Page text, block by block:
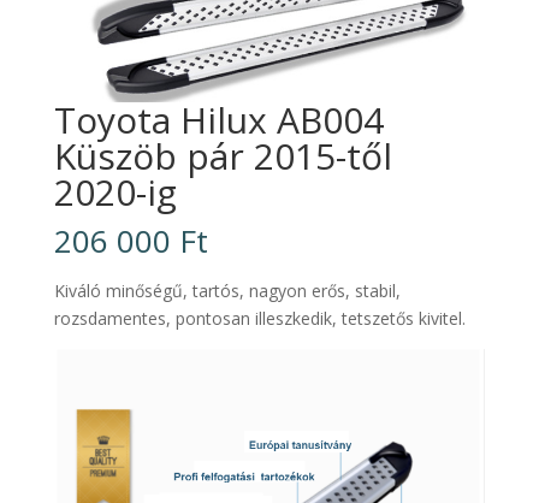
Toyota Hilux AB004
Küszöb pár 2015-től
2020-ig
206 000 Ft
Kiváló minőségű, tartós, nagyon erős, stabil,
rozsdamentes, pontosan illeszkedik, tetszetős kivitel.